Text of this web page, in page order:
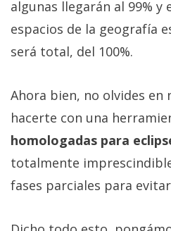
algunas llegarán al 99% y
espacios de la geografía
será total, del 100%.
Ahora bien, no olvides en
hacerte con una
homologadas para
totalmente
fases parciales para